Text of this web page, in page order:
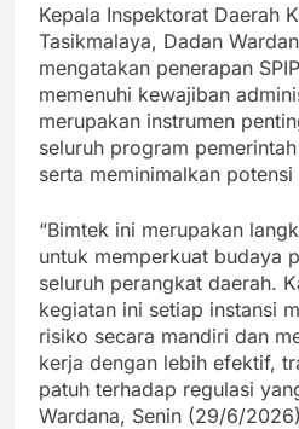
Kepala Inspektorat Daerah
Tasikmalaya, Dadan
mengatakan penerapan
memenuhi kewajiban
merupakan instrumen
seluruh program
serta meminimalkan
“Bimtek ini merupakan
untuk memperkuat budaya
seluruh perangkat daerah.
kegiatan ini setiap instansi
risiko secara mandiri dan
kerja dengan lebih efektif,
patuh terhadap regulasi
Wardana, Senin (29/6/